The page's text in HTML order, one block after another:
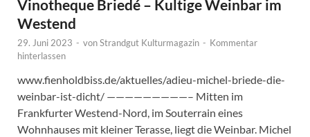
Vinotheque Briedé – Kultige Weinbar im
Westend
29. Juni 2023 - vonStrandgut Kulturmagazin - Kommentar
hinterlassen
www.fienholdbiss.de/aktuelles/adieu-michel-briede-die-
weinbar-ist-dicht/ —————————– Mitten im
Frankfurter Westend-Nord, im Souterrain eines
Wohnhauses mit kleiner Terasse, liegt die Weinbar. Michel